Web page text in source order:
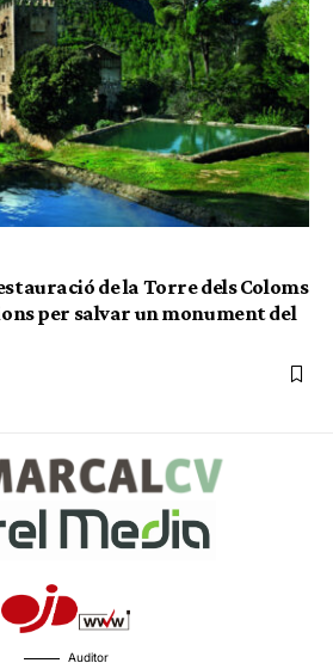
de la Torre dels Coloms
per salvar un monument del
Auditor